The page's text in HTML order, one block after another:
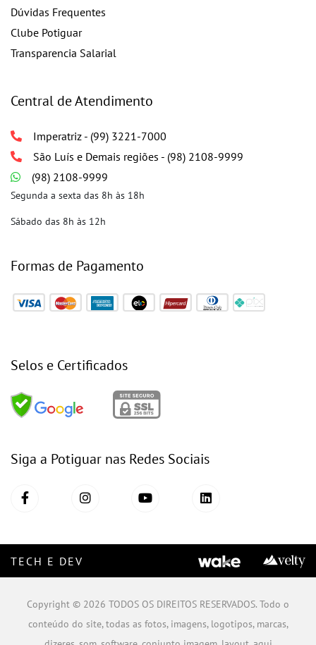
Dúvidas Frequentes
Clube Potiguar
Transparencia Salarial
Central de Atendimento
Imperatriz - (99) 3221-7000
São Luís e Demais regiões - (98) 2108-9999
(98) 2108-9999
Segunda a sexta das 8h às 18h
Sábado das 8h às 12h
Formas de Pagamento
Selos e Certificados
Siga a Potiguar nas Redes Sociais
TECH E DEV
Copyright © 2026 TODOS OS DIREITOS RESERVADOS. Todo o
conteúdo do site, todas as fotos, imagens, logotipos, marcas,